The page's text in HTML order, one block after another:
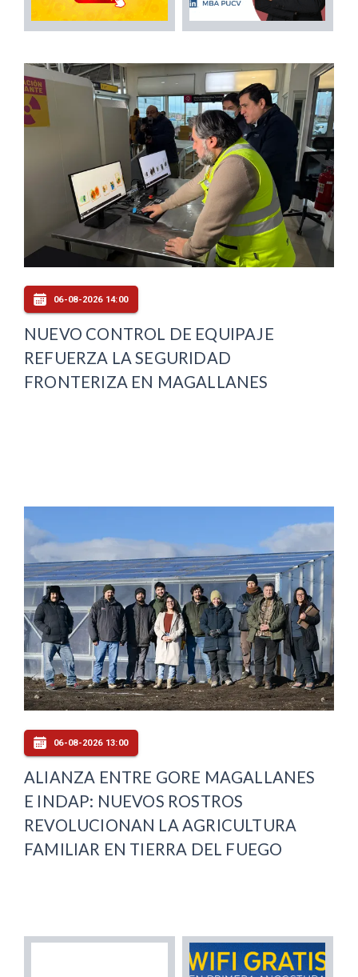
06-08-2026 14:00
NUEVO CONTROL DE EQUIPAJE
REFUERZA LA SEGURIDAD
FRONTERIZA EN MAGALLANES
06-08-2026 13:00
ALIANZA ENTRE GORE MAGALLANES
E INDAP: NUEVOS ROSTROS
REVOLUCIONAN LA AGRICULTURA
FAMILIAR EN TIERRA DEL FUEGO